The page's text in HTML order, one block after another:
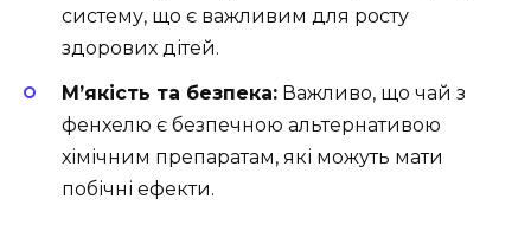
систему, що є важливим для росту
здорових дітей.
М’якість та безпека: Важливо, що чай з
фенхелю є безпечною альтернативою
хімічним препаратам, які можуть мати
побічні ефекти.